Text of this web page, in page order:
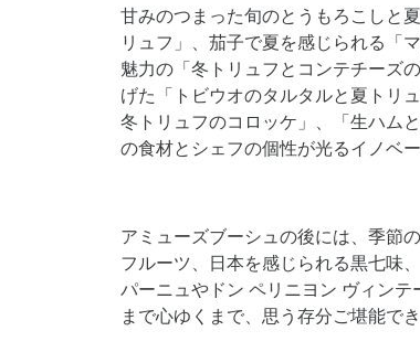
甘みのつまった旬のとうもろこしと
リュフ」、茄子で夏を感じられる「
魅力の「冬トリュフとコンテチーズ
げた「トビウオのタルタルと夏トリ
冬トリュフのコロッケ」、「生ハム
の食材とシェフの個性が光るイノベ
アミューズブーシュの後には、季節
フルーツ、日本を感じられる黒七味
パーニュやドン ペリニヨン ヴィン
まで心ゆくまで、思う存分ご堪能で